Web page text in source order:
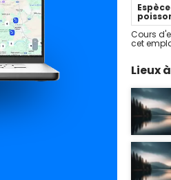
Cours
cet
Lieux